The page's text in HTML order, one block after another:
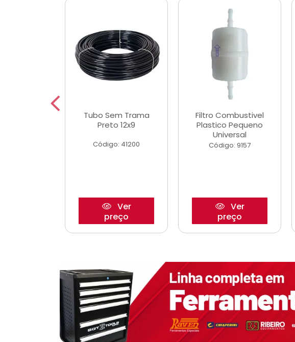
Tubo Sem Trama
Preto 12x9
Código: 41200
Ver
preço
Filtro Combustivel
Plastico Pequeno
Universal
Código: 9157
Ver
preço